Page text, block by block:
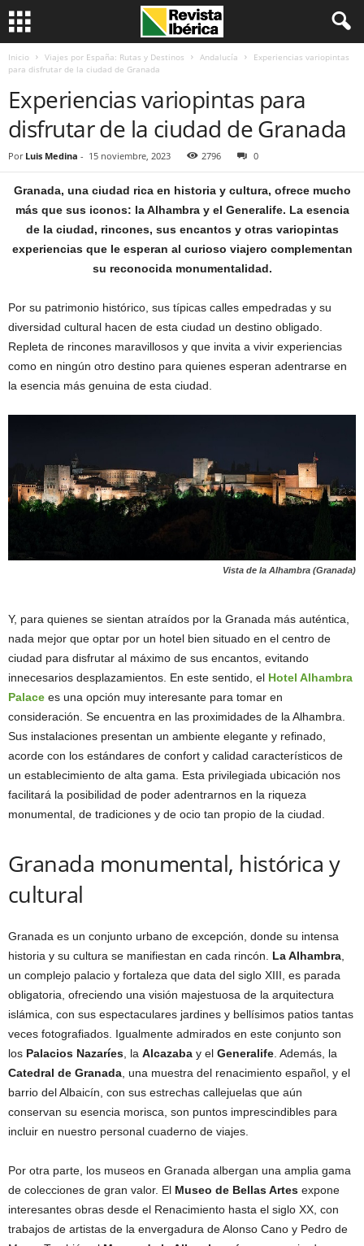
Inicio Viajes por España: Rutas y Destinos Andalucía
Experiencias variopintas
para disfrutar de la ciudad de Granada
Experiencias variopintas para
disfrutar de la ciudad de Granada
Por Luis Medina - 15 noviembre, 2023 2796 0
Granada, una ciudad rica en historia y cultura, ofrece mucho
más que sus iconos: la Alhambra y el Generalife. La esencia
de la ciudad, rincones, sus encantos y otras variopintas
experiencias que le esperan al curioso viajero complementan
su reconocida monumentalidad.
Por su patrimonio histórico, sus típicas calles empedradas y su
diversidad cultural hacen de esta ciudad un destino obligado.
Repleta de rincones maravillosos y que invita a vivir experiencias
como en ningún otro destino para quienes esperan adentrarse en
la esencia más genuina de esta ciudad.
Vista de la Alhambra (Granada)
Y, para quienes se sientan atraídos por la Granada más auténtica,
nada mejor que optar por un hotel bien situado en el centro de
ciudad para disfrutar al máximo de sus encantos, evitando
innecesarios desplazamientos. En este sentido, el Hotel Alhambra
Palace es una opción muy interesante para tomar en
consideración. Se encuentra en las proximidades de la Alhambra.
Sus instalaciones presentan un ambiente elegante y refinado,
acorde con los estándares de confort y calidad característicos de
un establecimiento de alta gama. Esta privilegiada ubicación nos
facilitará la posibilidad de poder adentrarnos en la riqueza
monumental, de tradiciones y de ocio tan propio de la ciudad.
Granada monumental, histórica y
cultural
Granada es un conjunto urbano de excepción, donde su intensa
historia y su cultura se manifiestan en cada rincón. La Alhambra,
un complejo palacio y fortaleza que data del siglo XIII, es parada
obligatoria, ofreciendo una visión majestuosa de la arquitectura
islámica, con sus espectaculares jardines y bellísimos patios tantas
veces fotografiados. Igualmente admirados en este conjunto son
los Palacios Nazaríes, la Alcazaba y el Generalife. Además, la
Catedral de Granada, una muestra del renacimiento español, y el
barrio del Albaicín, con sus estrechas callejuelas que aún
conservan su esencia morisca, son puntos imprescindibles para
incluir en nuestro personal cuaderno de viajes.
Por otra parte, los museos en Granada albergan una amplia gama
de colecciones de gran valor. El Museo de Bellas Artes expone
interesantes obras desde el Renacimiento hasta el siglo XX, con
trabajos de artistas de la envergadura de Alonso Cano y Pedro de